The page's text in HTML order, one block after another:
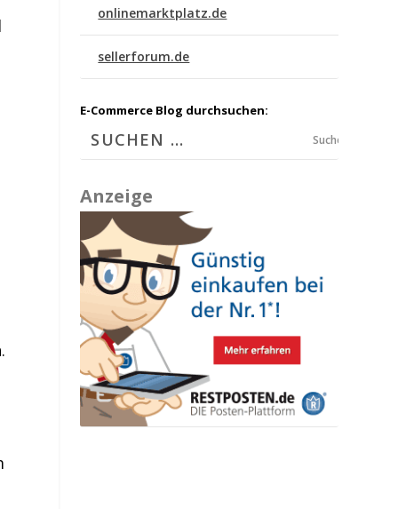
onlinemarktplatz.de
sellerforum.de
E-Commerce Blog durchsuchen:
Suchen
Anzeige